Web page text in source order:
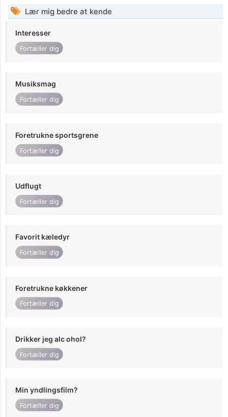
Lær mig bedre at kende
Interesser
Fortæller dig
Musiksmag
Fortæller dig
Foretrukne sportsgrene
Fortæller dig
Udflugt
Fortæller dig
Favorit kæledyr
Fortæller dig
Foretrukne køkkener
Fortæller dig
Drikker jeg alc ohol?
Fortæller dig
Min yndlingsfilm?
Fortæller dig